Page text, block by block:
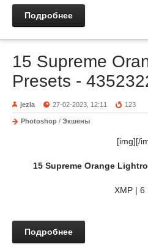
Подробнее
15 Supreme
Presets -
jezla 27-02-2023, 12:11 123
Photoshop / Экшены
[img][/
15 Supreme Orange
XMP | 6
Подробнее